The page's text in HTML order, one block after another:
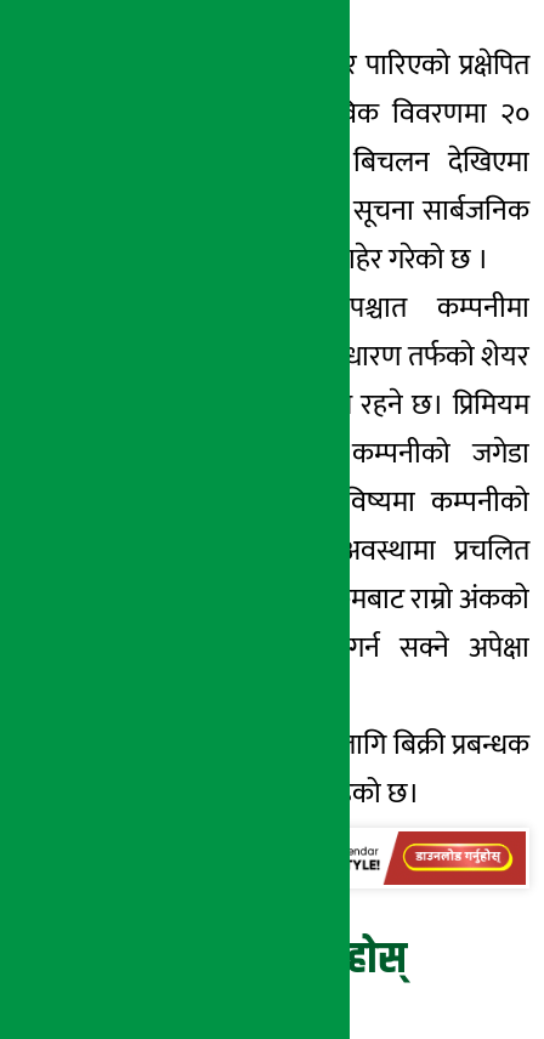
कम्पनीले अहिले तयार पारिएको प्रक्षेपित
विवरण तथा वासतविक विवरणमा २०
प्रतिशत भन्दा बढी बिचलन देखिएमा
त्यसको कारण सहित सूचना सार्बजनिक
गर्ने प्रतिबद्दता समेत जाहेर गरेको छ ।
एफपीओ निष्काशनपश्चात कम्पनीमा
संस्थापक तथा सर्वसाधारण तर्फको शेयर
अनुपात ५१ः४९ कायम रहने छ। प्रिमियम
वापत प्राप्त रकम कम्पनीको जगेडा
कोषमा जाने छ। भविष्यमा कम्पनीको
पूंजी बृद्धि गर्नुपर्ने अवस्थामा प्रचलित
कानुन अनुसार सो रकमबाट राम्रो अंकको
बोनस शेयर जारि गर्न सक्ने अपेक्षा
एफपिओ निष्काशन लागि बिक्री प्रबन्धक
एनएमबि क्यापिटल रहेको छ।
प्रतिक्रिया दिनुहोस्